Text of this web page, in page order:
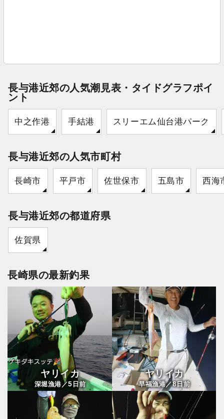
長与港近郊の人気潮見表・タイドグラフポイ
ント
中之作港 手結港 スリーエム仙台港パーク
長与港近郊の人気市町村
長崎市 平戸市 佐世保市 五島市 西海
長与港近郊の都道府県
佐賀県
長崎県の最新釣果
ヤリイカ
深堀漁港／5 日前
ヤリイカ
早福漁港／8日前